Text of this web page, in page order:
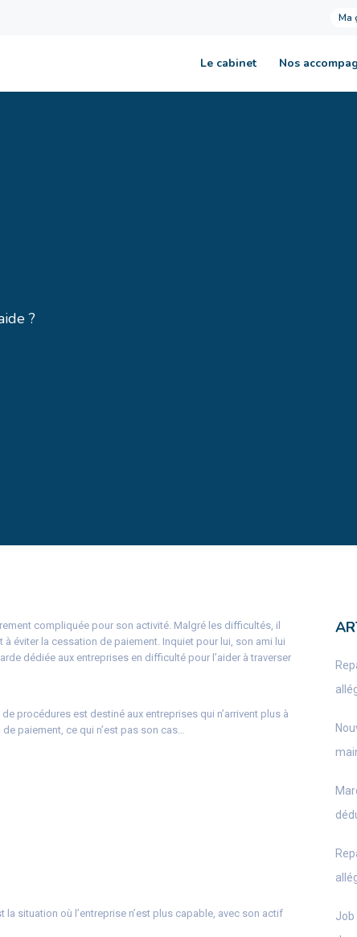
Ma
Le cabinet Nos
?
compliquée pour son activité. Malgré les difficultés, il
éviter la cessation de paiement. Inquiet pour lui, son ami lui
dédiée aux entreprises en difficulté pour l’aider à traverser
procédures est destiné aux entreprises qui n’arrivent plus à
paiement, ce qui n’est pas son cas…
situation où l’entreprise n’est plus capable, avec son actif
Job